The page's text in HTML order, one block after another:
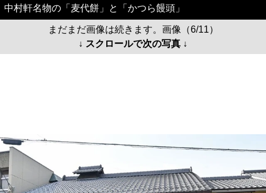
中村軒名物の「麦代餅」と「かつら饅頭」
まだまだ画像は続きます。画像（6/11）
↓ スクロールで次の写真 ↓